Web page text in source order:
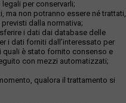
per conservarli;
ma non potranno essere né trattati,
dalla normativa;
i dati dai database delle
i dati forniti dall’interessato per
quali è stato fornito consenso e
con mezzi automatizzati;
qualora il trattamento si